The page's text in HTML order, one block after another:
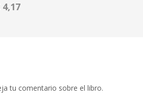
4,17
tu comentario sobre el libro.